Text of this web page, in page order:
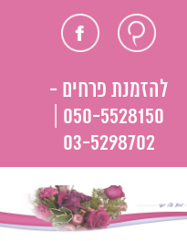
חוות פייסבוק
להזמנת פרחים -
050-5528150 |
03-5298702